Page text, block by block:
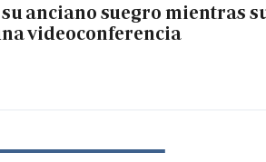
anciano suegro mientras
videoconferencia